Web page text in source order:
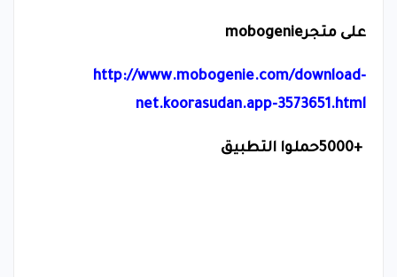
على متجرmobogenie
http://www.mobogenie.com/download-
net.koorasudan.app-3573651.html
5000+حملوا التطبيق